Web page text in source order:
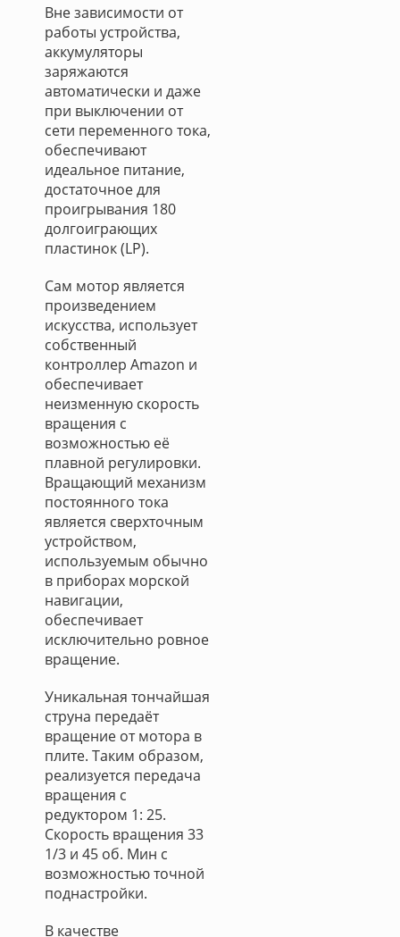
Вне зависимости от
работы устройства,
аккумуляторы
заряжаются
автоматически и даже
при выключении от
сети переменного тока,
обеспечивают
идеальное питание,
достаточное для
проигрывания 180
долгоиграющих
пластинок (LP).
Сам мотор является
произведением
искусства, использует
собственный
контроллер Amazon и
обеспечивает
неизменную скорость
вращения с
возможностью её
плавной регулировки.
Вращающий механизм
постоянного тока
является сверхточным
устройством,
используемым обычно
в приборах морской
навигации,
обеспечивает
исключительно ровное
вращение.
Уникальная тончайшая
струна передаёт
вращение от мотора в
плите. Таким образом,
реализуется передача
вращения с
редуктором 1: 25.
Скорость вращения 33
1/3 и 45 об. Мин с
возможностью точной
поднастройки.
В качестве